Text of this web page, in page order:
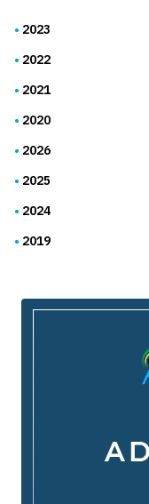
2023
2022
2021
2020
2026
2025
2024
2019